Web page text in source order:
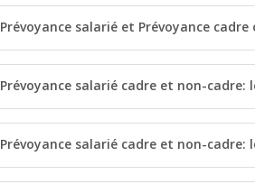
Prévoyance salarié et Prévoyance
Prévoyance salarié cadre et non-
Prévoyance salarié cadre et non-cadre: